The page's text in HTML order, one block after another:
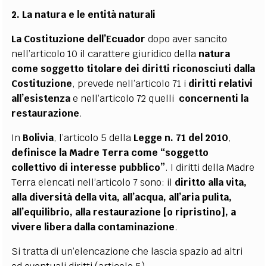
2. La natura e le entità naturali
La Costituzione dell’Ecuador dopo aver sancito
nell’articolo 10 il carattere giuridico della natura
come soggetto titolare dei diritti riconosciuti dalla
Costituzione, prevede nell’articolo 71 i diritti relativi
all’esistenzae nell’articolo 72 quelli concernenti la
restaurazione.
In Bolivia, l’articolo 5 della Legge n. 71 del 2010,
definisce la Madre Terra come “soggetto
collettivo di interesse pubblico”. I diritti della Madre
Terra elencati nell’articolo 7 sono: il diritto alla vita,
alla diversità della vita, all’acqua, all’aria pulita,
all’equilibrio, alla restaurazione [o ripristino], a
vivere libera dalla contaminazione.
Si tratta di un’elencazione che lascia spazio ad altri